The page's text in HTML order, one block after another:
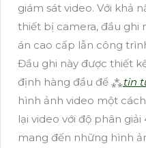
giám sát video. Với khả
thiết bị camera, đầu ghi
án cao cấp lẫn công
Đầu ghi này được thiết
định hàng đầu để ⁂tin
hình ảnh video một
lại video với độ phân giải
mang đến những hình